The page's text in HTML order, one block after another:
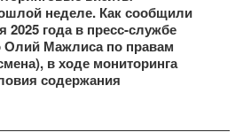
неделе. Как сообщили
2025 года в пресс-службе
Олий Мажлиса по правам
в ходе мониторинга
содержания